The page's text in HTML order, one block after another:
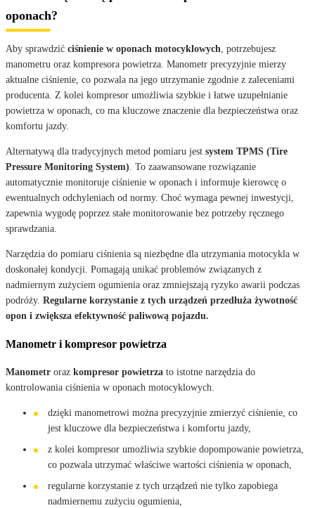
oponach?
Aby sprawdzić ciśnienie w oponach motocyklowych, potrzebujesz
manometru oraz kompresora powietrza. Manometr precyzyjnie mierzy
aktualne ciśnienie, co pozwala na jego utrzymanie zgodnie z zaleceniami
producenta. Z kolei kompresor umożliwia szybkie i łatwe uzupełnianie
powietrza w oponach, co ma kluczowe znaczenie dla bezpieczeństwa oraz
komfortu jazdy.
Alternatywą dla tradycyjnych metod pomiaru jest system TPMS (Tire
Pressure Monitoring System). To zaawansowane rozwiązanie
automatycznie monitoruje ciśnienie w oponach i informuje kierowcę o
ewentualnych odchyleniach od normy. Choć wymaga pewnej inwestycji,
zapewnia wygodę poprzez stałe monitorowanie bez potrzeby ręcznego
sprawdzania.
Narzędzia do pomiaru ciśnienia są niezbędne dla utrzymania motocykla w
doskonałej kondycji. Pomagają unikać problemów związanych z
nadmiernym zużyciem ogumienia oraz zmniejszają ryzyko awarii podczas
podróży. Regularne korzystanie z tych urządzeń przedłuża żywotność
opon i zwiększa efektywność paliwową pojazdu.
Manometr i kompresor powietrza
Manometr oraz kompresor powietrza to istotne narzędzia do
kontrolowania ciśnienia w oponach motocyklowych.
dzięki manometrowi można precyzyjnie zmierzyć ciśnienie, co
jest kluczowe dla bezpieczeństwa i komfortu jazdy,
z kolei kompresor umożliwia szybkie dopompowanie powietrza,
co pozwala utrzymać właściwe wartości ciśnienia w oponach,
regularne korzystanie z tych urządzeń nie tylko zapobiega
nadmiernemu zużyciu ogumienia,